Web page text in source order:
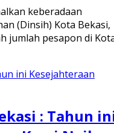
keberadaan
(Dinsih) Kota Bekasi,
jumlah pesapon di
: Tahun